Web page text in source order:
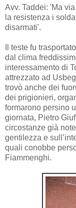
Avv. Taddei: 'Ma
la resistenza i
disarmati'.
Il teste fu
dal clima
interessamento di
attrezzato ad
trovò anche dei
dei prigionieri,
formarono persino
giornata, Pietro
circostanze già
gentilezza e
quali conobbe
Fiammenghi.